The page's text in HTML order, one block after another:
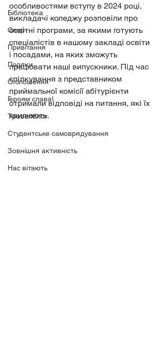
Бібліотека
Спорт
Привітання
Подяки
Оголошення
Героям слава!
Тревелблог
Студентське самоврядування
Зовнішня активність
Нас вітають
особливостями вступу в 2024 році,
викладачі коледжу розповіли про
освітні програми, за якими готують
спеціалістів в нашому закладі освіти
і посадами, на яких зможуть
працювати наші випускники. Під час
спілкування з представником
приймальної комісії абітурієнти
отримали відповіді на питання, які їх
хвилюють.